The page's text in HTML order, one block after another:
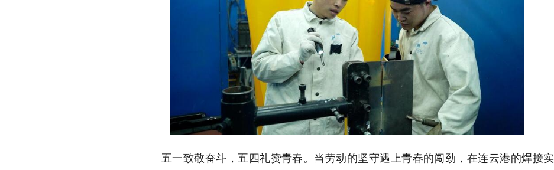
五一致敬奋斗，五四礼赞青春。当劳动的坚守遇上青春的闯劲，在连云港的焊接实